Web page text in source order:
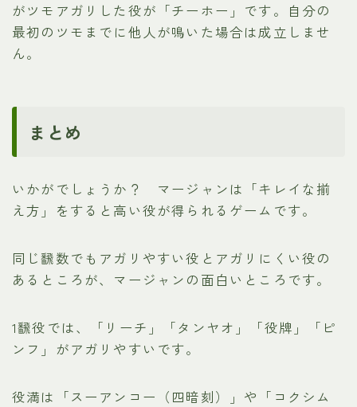
がツモアガリした役が「チーホー」です。自分の
最初のツモまでに他人が鳴いた場合は成立しませ
ん。
まとめ
いかがでしょうか？ マージャンは「キレイな揃
え方」をすると高い役が得られるゲームです。
同じ飜数でもアガリやすい役とアガリにくい役の
あるところが、マージャンの面白いところです。
1飜役では、「リーチ」「タンヤオ」「役牌」「ピ
ンフ」がアガリやすいです。
役満は「スーアンコー（四暗刻）」や「コクシム